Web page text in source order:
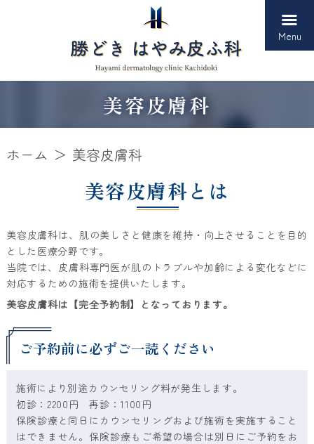
Menu
美容皮膚科
ホーム 美容皮膚科
美容皮膚科とは
美容皮膚科は、肌の美しさと健康を維持・向上させることを目的
とした医療分野です。
当院では、皮膚科専門医が肌のトラブルや加齢による変化などに
対応するための施術を提供いたします。
美容皮膚科は【完全予約制】となっております。
ご予約前に必ずご一読ください
施術により別途カウンセリング料が発生します。
初診：2200円 再診：1100円
保険診療と同日にカウンセリングおよび施術を実施すること
はできません。保険診療もご希望の場合は別日にご予約をお